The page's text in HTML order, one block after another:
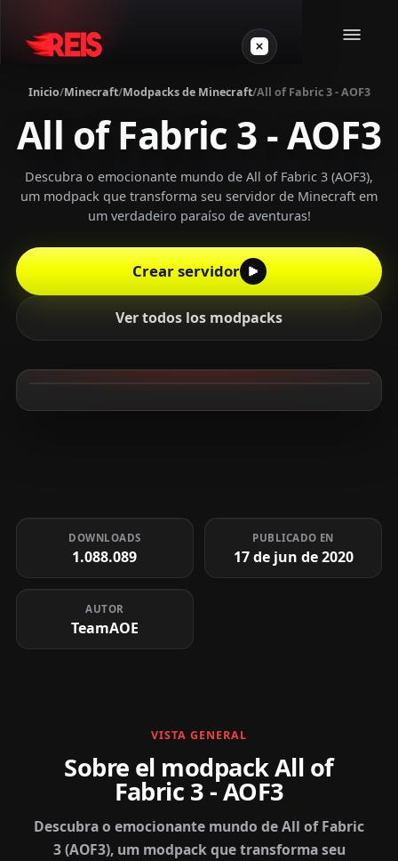
Minecraft
Otros juegos
VPS Gamer
Login
Inicio/Minecraft/Modpacks de Minecraft/All of Fabric 3 - AOF3
All of Fabric 3 - AOF3
Descubra o emocionante mundo de All of Fabric 3 (AOF3),
um modpack que transforma seu servidor de Minecraft em
um verdadeiro paraíso de aventuras!
Crear servidor
Ver todos los modpacks
DOWNLOADS
1.088.089
PUBLICADO EN
17 de jun de 2020
AUTOR
TeamAOE
VISTA GENERAL
Sobre el modpack All of
Fabric 3 - AOF3
Descubra o emocionante mundo de All of Fabric
3 (AOF3), um modpack que transforma seu